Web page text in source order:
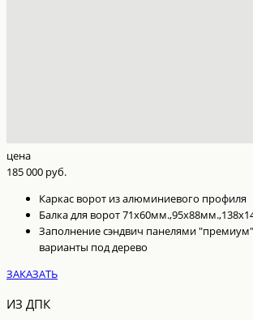
цена
185 000 руб.
Каркас ворот из алюминиевого профиля
Балка для ворот
Заполнение сэндвич панелями
варианты под дерево
ЗАКАЗАТЬ
ИЗ ДПК